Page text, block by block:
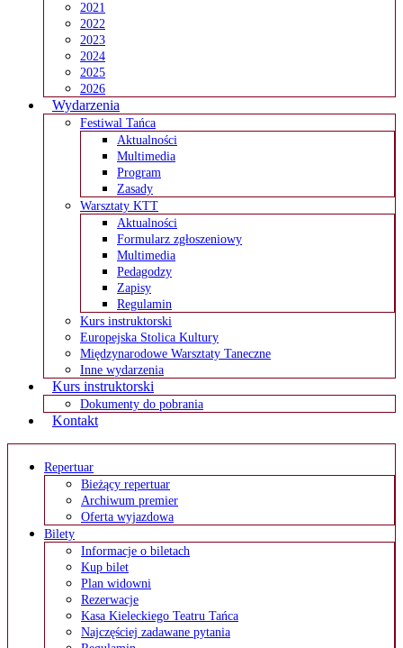
2021
2022
2023
2024
2025
2026
Wydarzenia
Festiwal Tańca
Aktualności
Multimedia
Program
Zasady
Warsztaty KTT
Aktualności
Formularz zgłoszeniowy
Multimedia
Pedagodzy
Zapisy
Regulamin
Kurs instruktorski
Europejska Stolica Kultury
Międzynarodowe Warsztaty Taneczne
Inne wydarzenia
Kurs instruktorski
Dokumenty do pobrania
Kontakt
Repertuar
Bieżący repertuar
Archiwum premier
Oferta wyjazdowa
Bilety
Informacje o biletach
Kup bilet
Plan widowni
Rezerwacje
Kasa Kieleckiego Teatru Tańca
Najczęściej zadawane pytania